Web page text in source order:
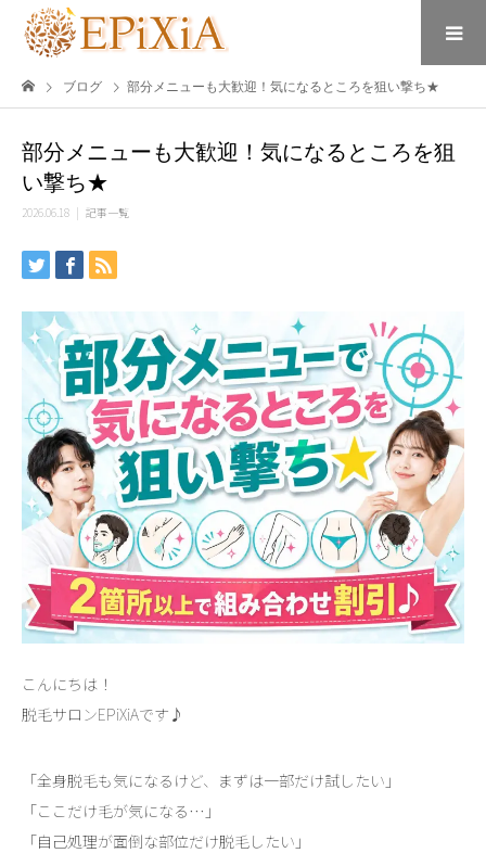
ブログ 部分メニューも大歓迎！気になるところを狙い撃ち★
部分メニューも大歓迎！気になるところを狙
い撃ち★
2026.06.18 記事一覧
こんにちは！
脱毛サロンEPiXiAです♪
「全身脱毛も気になるけど、まずは一部だけ試したい」
「ここだけ毛が気になる…」
「自己処理が面倒な部位だけ脱毛したい」